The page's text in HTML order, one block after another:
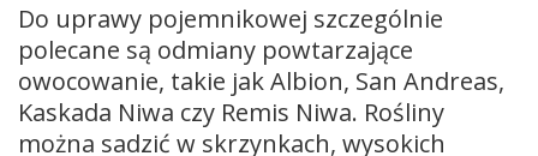
Do uprawy pojemnikowej szczególnie
polecane są odmiany powtarzające
owocowanie, takie jak Albion, San Andreas,
Kaskada Niwa czy Remis Niwa. Rośliny
można sadzić w skrzynkach, wysokich